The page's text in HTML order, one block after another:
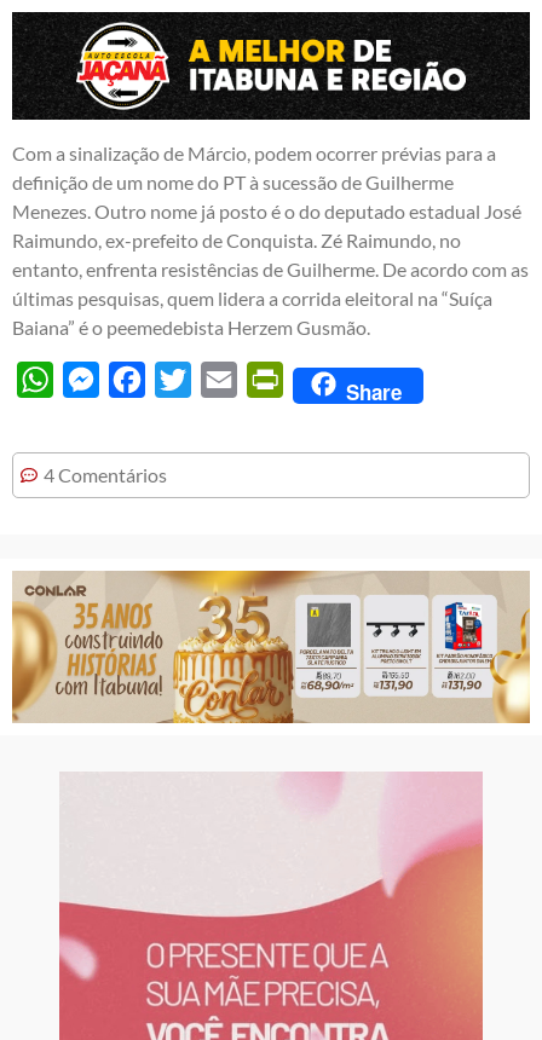
Com a sinalização de Márcio, podem ocorrer prévias para a
definição de um nome do PT à sucessão de Guilherme
Menezes. Outro nome já posto é o do deputado estadual José
Raimundo, ex-prefeito de Conquista. Zé Raimundo, no
entanto, enfrenta resistências de Guilherme. De acordo com as
últimas pesquisas, quem lidera a corrida eleitoral na “Suíça
Baiana” é o peemedebista Herzem Gusmão.
WhatsAppMessengerFacebook
Twitter Email PrintFriendly
Share
4 Comentários